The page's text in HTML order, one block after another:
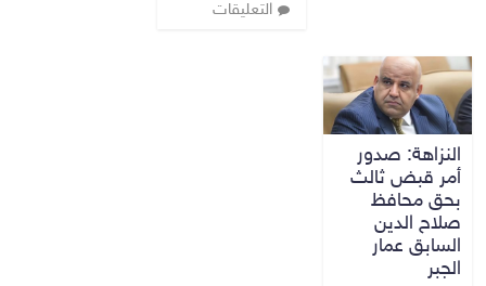
التعليقات
النزاهة: صدور
أمر قبض ثالث
بحق محافظ
صلاح الدين
السابق عمار
الجبر